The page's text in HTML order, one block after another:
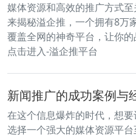
媒体资源和高效的推广方式
来揭秘溢企推，一个拥有8万
覆盖全网的神奇平台，让你的
点击进入-溢企推平台
新闻推广的成功案例与
在这个信息爆炸的时代，想
选择一个强大的媒体资源平